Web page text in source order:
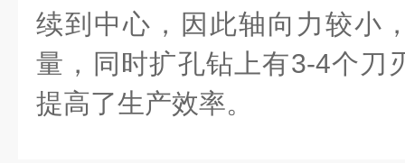
续到中心，因此轴向力较小
量，同时扩孔钻上有3-4个刀
提高了生产效率。